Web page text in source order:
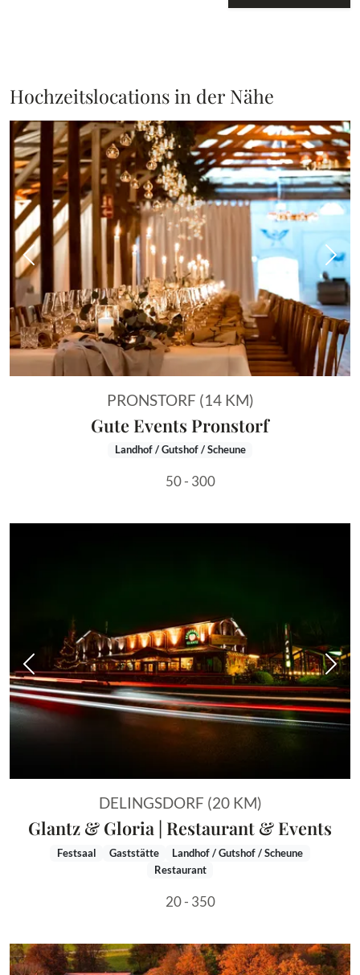
Hochzeitslocations in der Nähe
Vorheriges Bild
PRONSTORF (14 KM)
Gute Events Pronstorf
Landhof / Gutshof / Scheune
50 - 300
Vorheriges Bild
DELINGSDORF (20 KM)
Glantz & Gloria | Restaurant & Events
Festsaal Gaststätte
Landhof / Gutshof / Scheune
Restaurant
20 - 350